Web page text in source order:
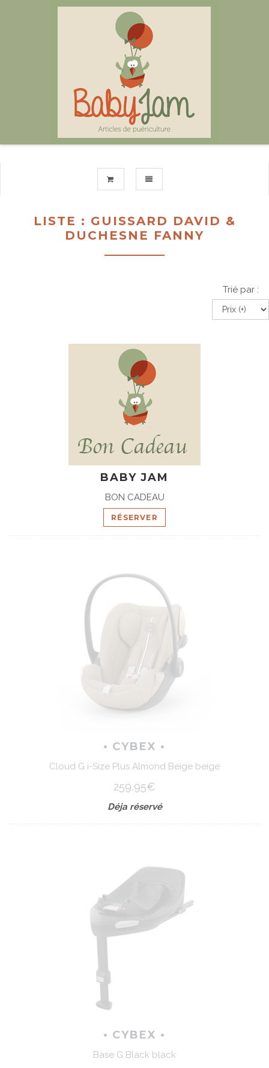
LISTE : GUISSARD DAVID &
DUCHESNE FANNY
Trié par :
BABY JAM
BON CADEAU
RÉSERVER
• CYBEX •
Cloud G i-Size Plus Almond Beige beige
259,95€
Déja réservé
• CYBEX •
Base G Black black